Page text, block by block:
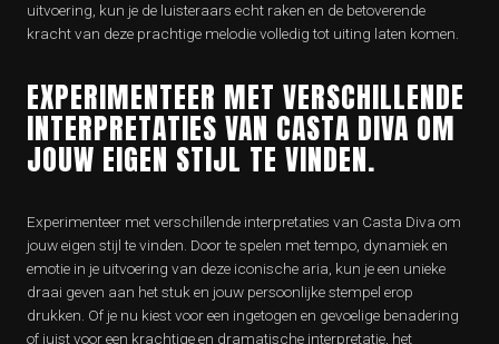
uitvoering, kun je de luisteraars echt raken en de betoverende
kracht van deze prachtige melodie volledig tot uiting laten komen.
EXPERIMENTEER MET VERSCHILLENDE
INTERPRETATIES VAN CASTA DIVA OM
JOUW EIGEN STIJL TE VINDEN.
Experimenteer met verschillende interpretaties van Casta Diva om
jouw eigen stijl te vinden. Door te spelen met tempo, dynamiek en
emotie in je uitvoering van deze iconische aria, kun je een unieke
draai geven aan het stuk en jouw persoonlijke stempel erop
drukken. Of je nu kiest voor een ingetogen en gevoelige benadering
of juist voor een krachtige en dramatische interpretatie, het